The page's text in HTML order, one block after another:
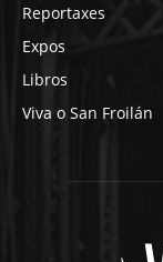
Reportaxes
Expos
Libros
Viva o San Froilán